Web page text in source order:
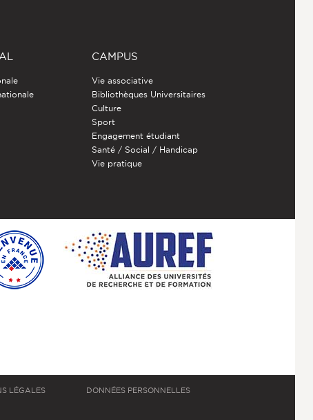
CAMPUS
Vie associative
Bibliothèques Universitaires
Culture
Sport
Engagement étudiant
Santé / Social / Handicap
Vie pratique
LÉGALES DONNÉES PERSONNELLES